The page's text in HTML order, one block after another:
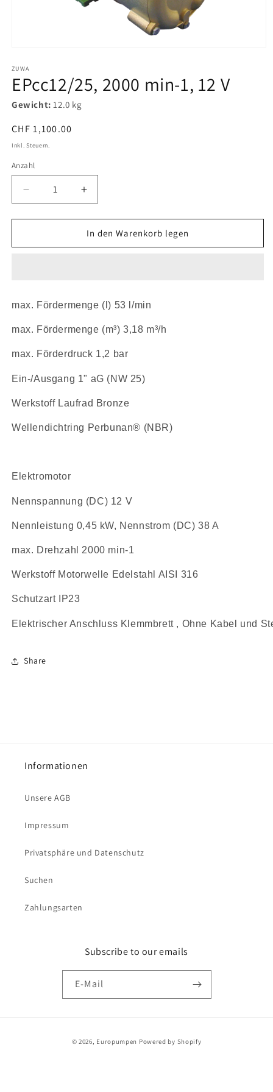
in
Modal
öffnen
ZUWA
EPcc12/25, 2000 min-1, 12 V
Gewicht:12.0 kg
Normaler
Preis
CHF 1,100.00
Inkl. Steuern.
Anzahl
Verringere
die
Menge
EPcc12/25,
V
Erhöhe
die
Menge
für
EPcc12/25,
V
In den Warenkorb legen
max. Fördermenge (l) 53 l/min
max. Fördermenge (m³) 3,18 m³/h
max. Förderdruck 1,2 bar
Ein-/Ausgang 1" aG (NW 25)
Werkstoff Laufrad Bronze
Wellendichtring Perbunan® (NBR)
Elektromotor
Nennspannung (DC) 12 V
Nennleistung 0,45 kW, Nennstrom (DC) 38 A
max. Drehzahl 2000 min-1
Werkstoff Motorwelle Edelstahl AISI 316
Schutzart IP23
Elektrischer Anschluss Klemmbrett , Ohne Kabel und
Share
Informationen
Unsere AGB
Impressum
Privatsphäre und Datenschutz
Suchen
Zahlungsarten
Subscribe to our emails
E-Mail
© 2026, Europumpen Powered by Shopify